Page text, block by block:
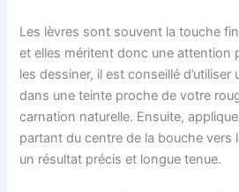
Les lèvres sont souvent la touche
et elles méritent donc une attention
les dessiner, il est conseillé d’utiliser
dans une teinte proche de votre
carnation naturelle. Ensuite,
partant du centre de la bouche vers
un résultat précis et longue tenue.